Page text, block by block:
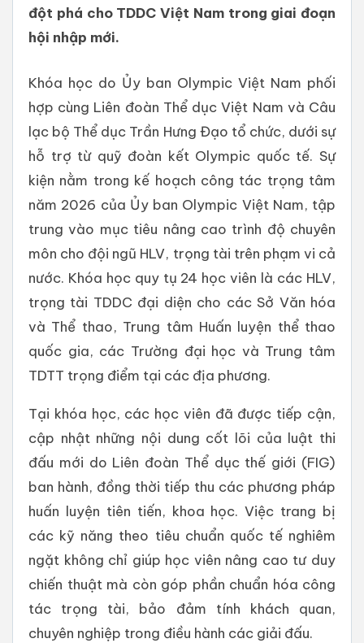
đột phá cho TDDC Việt Nam trong giai đoạn
hội nhập mới.
Khóa học do Ủy ban Olympic Việt Nam phối
hợp cùng Liên đoàn Thể dục Việt Nam và Câu
lạc bộ Thể dục Trần Hưng Đạo tổ chức, dưới sự
hỗ trợ từ quỹ đoàn kết Olympic quốc tế. Sự
kiện nằm trong kế hoạch công tác trọng tâm
năm 2026 của Ủy ban Olympic Việt Nam, tập
trung vào mục tiêu nâng cao trình độ chuyên
môn cho đội ngũ HLV, trọng tài trên phạm vi cả
nước. Khóa học quy tụ 24 học viên là các HLV,
trọng tài TDDC đại diện cho các Sở Văn hóa
và Thể thao, Trung tâm Huấn luyện thể thao
quốc gia, các Trường đại học và Trung tâm
TDTT trọng điểm tại các địa phương.
Tại khóa học, các học viên đã được tiếp cận,
cập nhật những nội dung cốt lõi của luật thi
đấu mới do Liên đoàn Thể dục thế giới (FIG)
ban hành, đồng thời tiếp thu các phương pháp
huấn luyện tiên tiến, khoa học. Việc trang bị
các kỹ năng theo tiêu chuẩn quốc tế nghiêm
ngặt không chỉ giúp học viên nâng cao tư duy
chiến thuật mà còn góp phần chuẩn hóa công
tác trọng tài, bảo đảm tính khách quan,
chuyên nghiệp trong điều hành các giải đấu.